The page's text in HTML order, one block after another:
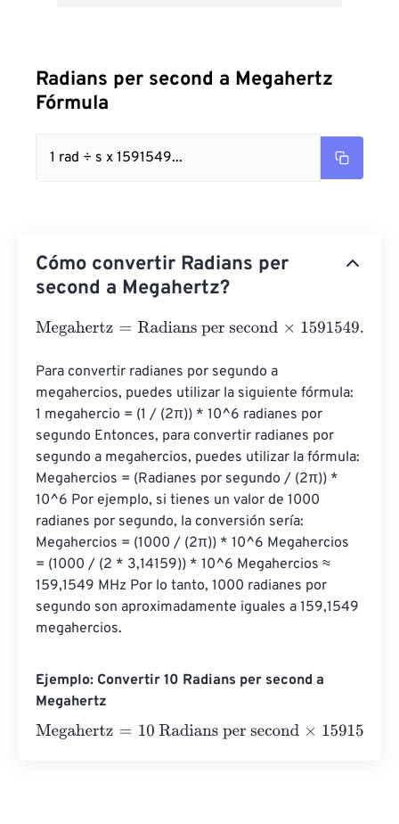
Radians per second a Megahertz
Fórmula
1 rad ÷ s x 1591549...
Cómo convertir Radians per
second a Megahertz?
Megahertz= Radians per second×1591549.430919
Para convertir radianes por segundo a
megahercios, puedes utilizar la siguiente fórmula:
1 megahercio = (1 / (2π)) * 10^6 radianes por
segundo Entonces, para convertir radianes por
segundo a megahercios, puedes utilizar la fórmula:
Megahercios = (Radianes por segundo / (2π)) *
10^6 Por ejemplo, si tienes un valor de 1000
radianes por segundo, la conversión sería:
Megahercios = (1000 / (2π)) * 10^6 Megahercios
= (1000 / (2 * 3,14159)) * 10^6 Megahercios ≈
159,1549 MHz Por lo tanto, 1000 radianes por
segundo son aproximadamente iguales a 159,1549
megahercios.
Ejemplo: Convertir 10 Radians per second a
Megahertz
Megahertz= 10 Radians per second×1591549.430919